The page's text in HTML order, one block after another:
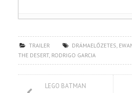
TRAILER DRÁMAELŐZETES,
THE DESERT, RODRIGO GARCIA
LEGO BATMAN